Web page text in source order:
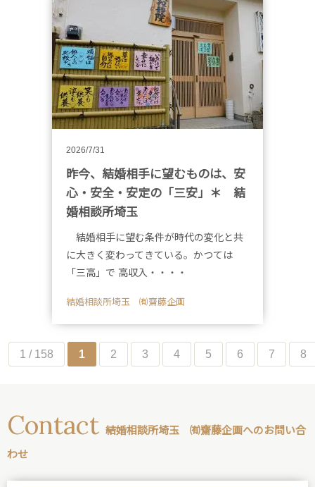
2026/7/31
昨今、結婚相手に望むものは、安
心・安全・安定の「三安」＊ 結
婚相談所埼玉
結婚相手に望む条件が時代の変化と共
に大きく変わってきている。かつては
「三高」で 高収入・・・・
結婚相談所埼玉 ㈲齋藤企画
1 / 158 1 2 3 4 5 6 7 8
Contact 結婚相談所埼玉 ㈲齋藤企画へのお問い合
わせ